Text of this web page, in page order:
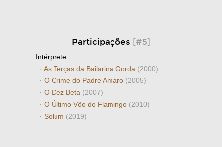
Participações [#5]
Intérprete
· As Terças da Bailarina Gorda (2000)
· O Crime do Padre Amaro (2005)
· O Dez Beta (2007)
· O Último Vôo do Flamingo (2010)
· Solum (2019)